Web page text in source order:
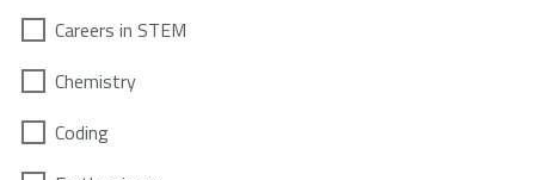
Careers in STEM
Chemistry
Coding